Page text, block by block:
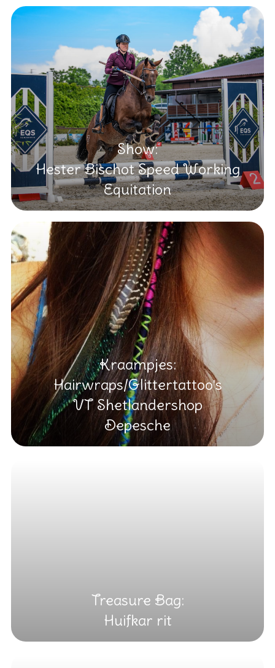
Show:
Hester Bischot Speed Working
Equitation
Kraampjes:
Hairwraps/Glittertattoo's
VT Shetlandershop
Depesche
Treasure Bag:
Huifkar rit